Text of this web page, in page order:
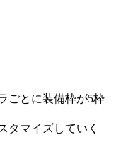
ごとに装備枠が5枠
タマイズしていく